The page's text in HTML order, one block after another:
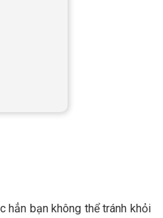
hẳn bạn không thể tránh khỏi